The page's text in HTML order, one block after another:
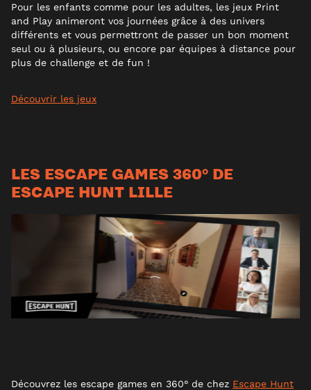
Pour les enfants comme pour les adultes, les jeux Print
and Play animeront vos journées grâce à des univers
différents et vous permettront de passer un bon moment
seul ou à plusieurs, ou encore par équipes à distance pour
plus de challenge et de fun !
Découvrir les jeux
LES ESCAPE GAMES 360° DE
ESCAPE HUNT LILLE
Découvrez les escape games en 360° de chez Escape Hunt